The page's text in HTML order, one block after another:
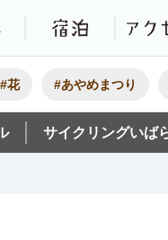
ームページ
験 イベント
#花 #あやめまつり
サイクリングいば